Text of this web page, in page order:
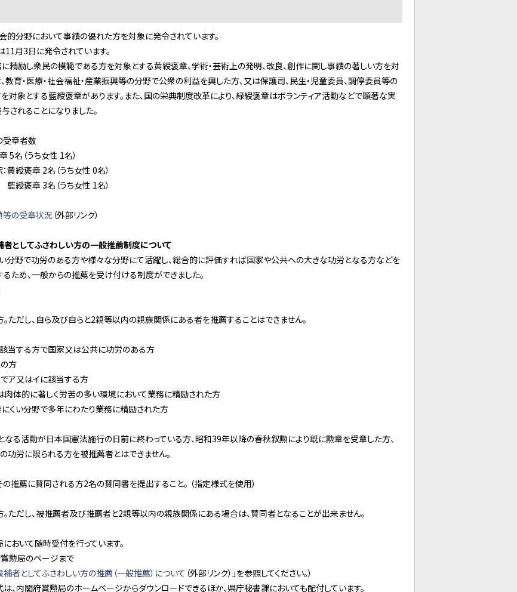
的分野において事績の優れた方を対象に発令されています。
11月3日に発令されています。
精励し衆民の模範である方を対象とする黄綬褒章、学術・芸術上の発明、改良、創作に関し事績の著しい方を対
教育・医療・社会福祉・産業振興等の分野で公衆の利益を興した方、又は保護司、民生・児童委員、調停委員等の
対象とする藍綬褒章があります。また、国の栄典制度改革により、緑綬褒章はボランティア活動などで顕著な実
されることになりました。
章者数
名（うち女性 1名）
綬褒章 2名（うち女性 0名）
（うち女性 1名）
の受章状況 （外部リンク）
としてふさわしい方の一般推薦制度について
分野で功労のある方や様々な分野にて活躍し、総合的に評価すれば国家や公共への大きな功労となる方などを
ため、一般からの推薦を受け付ける制度ができました。
ただし、自ら及び自らと2親等以内の親族関係にある者を推薦することはできません。
当する方で国家又は公共に功労のある方
方
ア又はイに該当する方
肉体的に著しく労苦の多い環境において業務に精励された方
くい分野で多年にわたり業務に精励された方
なる活動が日本国憲法施行の日前に終わっている方、昭和39年以降の春秋叙勲により既に勲章を受章した方、
功労に限られる方を被推薦者とはできません。
推薦に賛同される方2名の賛同書を提出すること。 （指定様式を使用）
ただし、被推薦者及び推薦者と2親等以内の親族関係にある場合は、賛同者となることが出来ません。
おいて随時受付を行っています。
勲局のページまで
者としてふさわしい方の推薦（一般推薦）について （外部リンク）」を参照してください。）
、内閣府賞勲局のホームページからダウンロードできるほか、県庁秘書課においても配付しています。